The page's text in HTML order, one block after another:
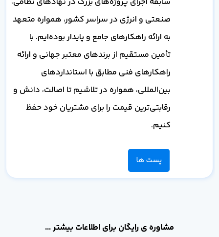
صنعتی و انرژی در سراسر کشور، همواره متعهد
به ارائه راهکارهای جامع و پایدار بوده‌ایم. با
تأمین مستقیم از برندهای معتبر جهانی و ارائه
راهکارهای فنی مطابق با استانداردهای
بین‌المللی، همواره در تلاشیم تا اصالت، دانش و
رقابتی‌ترین قیمت را برای مشتریان خود حفظ
کنیم.
پست ها
مشاوره ی رایگان برای اطلاعات بیشتر ...